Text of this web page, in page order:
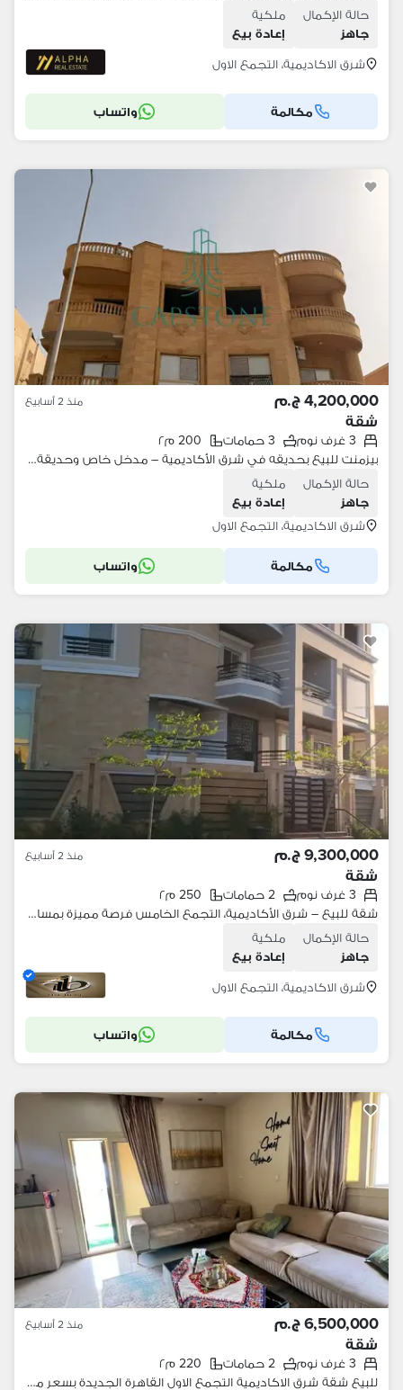
حالة الإكمال
جاهز
ملكية
إعادة بيع
شرق الاكاديمية، التجمع الاول
مكالمة واتساب
4,200,000 ج.م منذ 2 أسابيع
شقة
3 غرف نوم 3 حمامات
200 م٢
بيزمنت للبيع بحديقه في شرق الأكاديمية – مدخل خاص وحديقة وحمام سباحة
حالة الإكمال
جاهز
ملكية
إعادة بيع
شرق الاكاديمية، التجمع الاول
مكالمة واتساب
9,300,000 ج.م منذ 2 أسابيع
شقة
3 غرف نوم 2 حمامات
250 م٢
شقة للبيع – شرق الأكاديمية، التجمع الخامس فرصة مميزة بمساحة كبيرة في موقع هادئ ومميز. الموقع: * شرق الأكاديمية
حالة الإكمال
جاهز
ملكية
إعادة بيع
شرق الاكاديمية، التجمع الاول
مكالمة واتساب
6,500,000 ج.م منذ 2 أسابيع
شقة
3 غرف نوم 2 حمامات
220 م٢
للبيع شقة شرق الاكاديمية التجمع الاول القاهرة الجديدة بسعر مميز ٦. ٥ مليون